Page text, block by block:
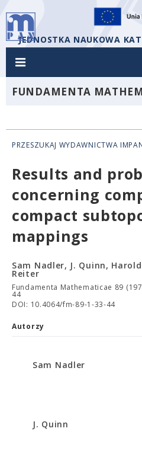
JEDNOSTKA NAUKOWA
FUNDAMENTA
PRZESZUKAJ WYDAWNICTWA
Results and
concerning
compact
mappings
Sam Nadler, J. Quinn, Harold
Reiter
Fundamenta Mathematicae 89
44
DOI: 10.4064/fm-89-1-33-44
Autorzy
Sam Nadler
J. Quinn